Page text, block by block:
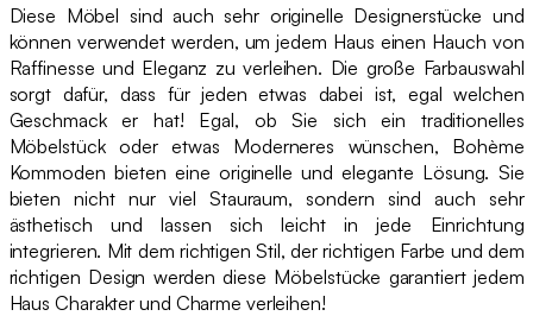
Diese Möbel sind auch sehr originelle Designerstücke und
können verwendet werden, um jedem Haus einen Hauch von
Raffinesse und Eleganz zu verleihen. Die große Farbauswahl
sorgt dafür, dass für jeden etwas dabei ist, egal welchen
Geschmack er hat! Egal, ob Sie sich ein traditionelles
Möbelstück oder etwas Moderneres wünschen, Bohème
Kommoden bieten eine originelle und elegante Lösung. Sie
bieten nicht nur viel Stauraum, sondern sind auch sehr
ästhetisch und lassen sich leicht in jede Einrichtung
integrieren. Mit dem richtigen Stil, der richtigen Farbe und dem
richtigen Design werden diese Möbelstücke garantiert jedem
Haus Charakter und Charme verleihen!